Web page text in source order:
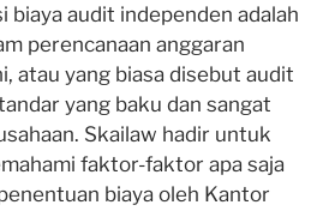
biaya audit independen adalah
perencanaan anggaran
atau yang biasa disebut audit
yang baku dan sangat
Skailaw hadir untuk
faktor-faktor apa saja
biaya oleh Kantor